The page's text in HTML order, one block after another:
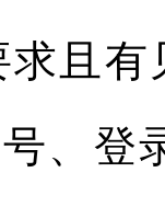
且有
、登